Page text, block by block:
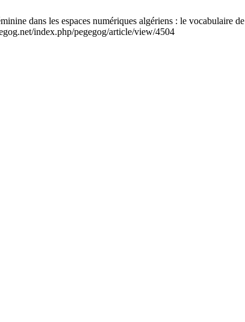
dans les espaces numériques algériens : le
index.php/pegegog/article/view/4504